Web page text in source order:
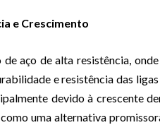
e Crescimento
aço de alta resistência,
e resistência das
devido à crescente
uma alternativa